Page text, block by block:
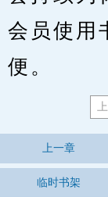
会员使用
便。
上一章
临时书架